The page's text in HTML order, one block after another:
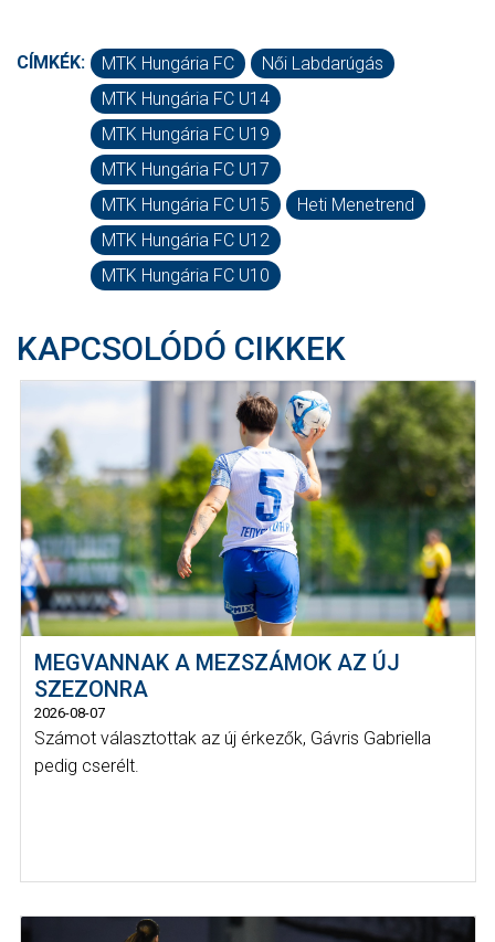
CÍMKÉK: MTK Hungária FC
Női Labdarúgás
MTK Hungária FC U14
MTK Hungária FC U19
MTK Hungária FC U17
MTK Hungária FC U15
Heti Menetrend
MTK Hungária FC U12
MTK Hungária FC U10
KAPCSOLÓDÓ CIKKEK
MEGVANNAK A MEZSZÁMOK AZ ÚJ
SZEZONRA
2026-08-07
Számot választottak az új érkezők, Gávris Gabriella
pedig cserélt.